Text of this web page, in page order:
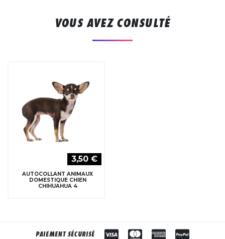
VOUS AVEZ CONSULTÉ
3,50 €
AUTOCOLLANT ANIMAUX
DOMESTIQUE CHIEN
CHIHUAHUA 4
PAIEMENT SÉCURISÉ